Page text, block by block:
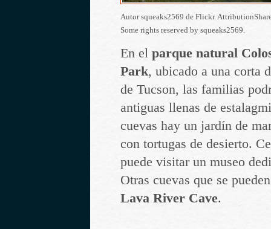
Autor squeaks2569 de Flickr.
Some rights reserved by squeaks2569.
En el parque natural
Park, ubicado a una corta
de Tucson, las familias
antiguas llenas de
cuevas hay un jardín de
con tortugas de desierto.
puede visitar un museo
Otras cuevas que se
Lava River Cave.